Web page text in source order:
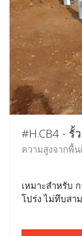
#H.CB4 -
ความสูงจากพื้
เหมาะสำหรับ
โปร่ง ไม่ทึบสา